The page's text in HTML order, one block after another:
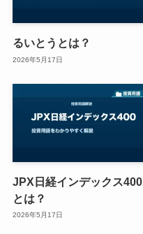
るいとうとは？
2026年5月17日
JPX日経インデックス400
とは？
2026年5月17日